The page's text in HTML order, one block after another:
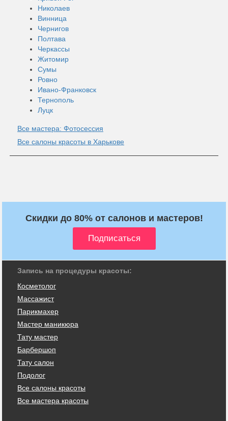
Николаев
Винница
Чернигов
Полтава
Черкассы
Житомир
Сумы
Ровно
Ивано-Франковск
Тернополь
Луцк
Все мастера: Фотосессия
Все салоны красоты в Харькове
Скидки до 80% от салонов и мастеров!
Запись на процедуры красоты:
Косметолог
Массажист
Парикмахер
Мастер маникюра
Тату мастер
Барбершоп
Тату салон
Подолог
Все салоны красоты
Все мастера красоты